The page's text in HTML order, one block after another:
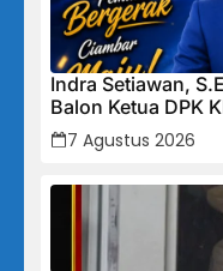
Indra Setiawan,
Balon Ketua DPK
7 Agustus 2026